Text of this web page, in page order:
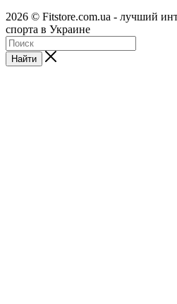
2026 © Fitstore.com.ua - лучший
спорта в Украине
Найти